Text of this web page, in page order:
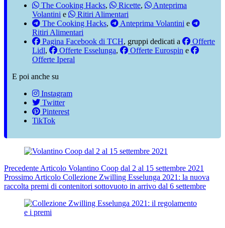
The Cooking Hacks, Ricette,
Anteprima
Volantini e
Ritiri Alimentari
The Cooking Hacks, Anteprima Volantini e
Ritiri Alimentari
Pagina Facebook di TCH, gruppi dedicati a
Offerte
Lidl, Offerte Esselunga, Offerte Eurospin e
Offerte Iperal
E poi anche su
Instagram
Twitter
Pinterest
TikTok
Precedente Articolo Volantino Coop dal 2 al 15 settembre 2021
Prossimo Articolo Collezione Zwilling Esselunga 2021: la nuova
raccolta premi di contenitori sottovuoto in arrivo dal 6 settembre